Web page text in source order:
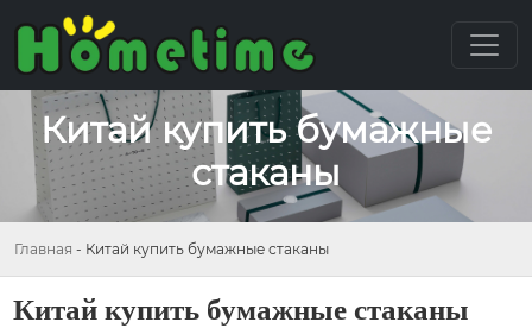
Китай купить бумажные
стаканы
Главная - Китай купить бумажные стаканы
Китай купить бумажные стаканы